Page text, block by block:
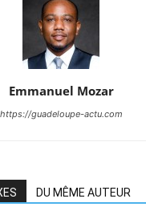
Emmanuel Mozar
https://guadeloupe-actu.com
DU MÊME AUTEUR